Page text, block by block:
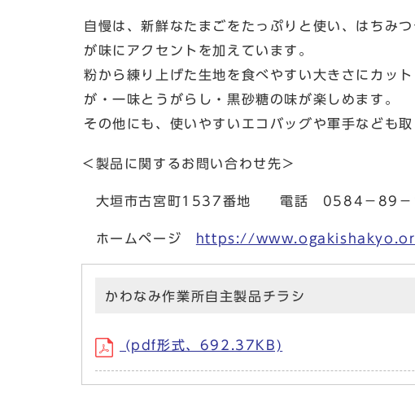
自慢は、新鮮なたまごをたっぷりと使い、はちみ
が味にアクセントを加えています。
粉から練り上げた生地を食べやすい大きさにカッ
が・一味とうがらし・黒砂糖の味が楽しめます。
その他にも、使いやすいエコバッグや軍手なども取
＜製品に関するお問い合わせ先＞
大垣市古宮町1537番地 電話 0584－89
ホームページ https://
かわなみ作業所自主製品チラシ
(pdf形式、692.37KB)